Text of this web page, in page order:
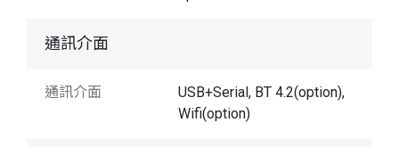
通訊介面
通訊介面
USB+Serial, BT 4.2(option),
Wifi(option)